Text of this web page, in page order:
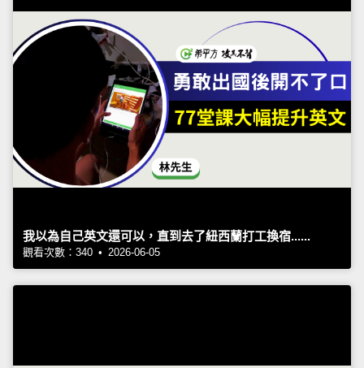
我以為自己英文還可以，直到去了紐西蘭打工換宿......
觀看次數：340 • 2026-06-05